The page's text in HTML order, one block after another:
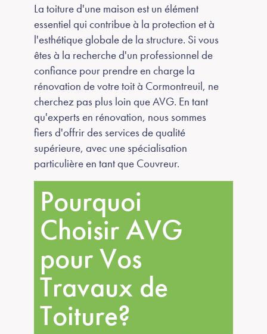
La toiture d'une maison est un élément
essentiel qui contribue à la protection et à
l'esthétique globale de la structure. Si vous
êtes à la recherche d'un professionnel de
confiance pour prendre en charge la
rénovation de votre toit à Cormontreuil, ne
cherchez pas plus loin que AVG. En tant
qu'experts en rénovation, nous sommes
fiers d'offrir des services de qualité
supérieure, avec une spécialisation
particulière en tant que Couvreur.
Pourquoi
Choisir AVG
pour Vos
Travaux de
Toiture?